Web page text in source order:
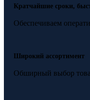
Кратчайшие сроки,
Обеспечиваем
Широкий ассортимент
Обширный выбор